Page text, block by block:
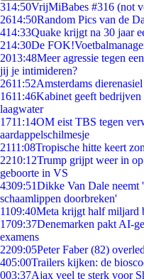
314:50VrijMiBabes #316 (not
2614:50Random Pics van de
414:33Quake krijgt na 30 jaar
214:30De
2013:48Meer agressie tegen
jij je intimideren?
2611:52Amsterdams
1611:46Kabinet geeft bedrijven
laagwater
1711:14OM eist TBS tegen
aardappelschilmesje
2111:08Tropische hitte keert
2210:12Trump grijpt weer in op
geboorte in VS
4309:51Dikke Van Dale neemt
schaamlippen doorbreken'
1109:40Meta krijgt half miljard
1709:37Denemarken pakt AI-
examens
2209:05Peter Faber (82)
405:00Trailers kijken: de
003:37Ajax veel te sterk voor